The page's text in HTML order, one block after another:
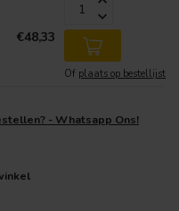
€48,33
Of plaats op bestellijst
- Whatsapp Ons!